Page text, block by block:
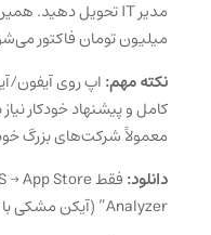
میلیون تومان فاکتور
نکته مهم:اپ روی آیفون/
معمولاً شرکت‌های بزرگ
دانلود:
Analyzer” (آیکن مشکی با حرف E سفید)